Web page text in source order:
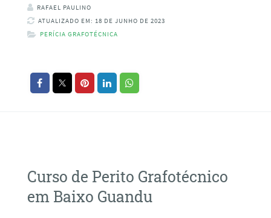
RAFAEL PAULINO
ATUALIZADO EM: 18 DE JUNHO DE 2023
PERÍCIA GRAFOTÉCNICA
Curso de Perito Grafotécnico
em Baixo Guandu